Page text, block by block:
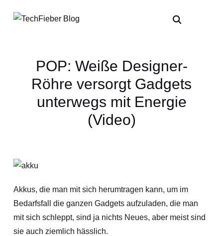
POP: Weiße Designer-
Röhre versorgt Gadgets
unterwegs mit Energie
(Video)
Akkus, die man mit sich herumtragen kann, um im
Bedarfsfall die ganzen Gadgets aufzuladen, die man
mit sich schleppt, sind ja nichts Neues, aber meist sind
sie auch ziemlich hässlich.